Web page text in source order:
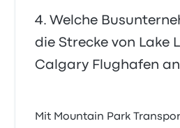
Welche
die Strecke von Lake
Calgary Flughafen
Mit Mountain Park